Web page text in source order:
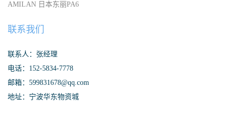
AMILAN 日本东丽PA6
联系我们
联系人：张经理
电话：152-5834-7778
邮箱：599831678@qq.com
地址：宁波华东物资城